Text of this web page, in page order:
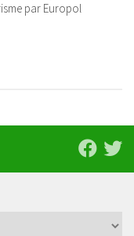
par Europol